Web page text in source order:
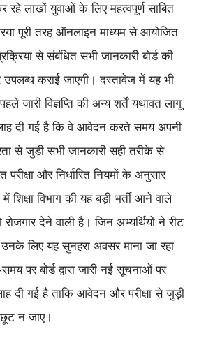
रहे लाखों युवाओं के लिए महत्वपूर्ण साबित
पूरी तरह ऑनलाइन माध्यम से आयोजित
से संबंधित सभी जानकारी बोर्ड की
कराई जाएगी। दस्तावेज में यह भी
जारी विज्ञप्ति की अन्य शर्तें यथावत लागू
दी गई है कि वे आवेदन करते समय अपनी
से जुड़ी सभी जानकारी सही तरीके से
और निर्धारित नियमों के अनुसार
शिक्षा विभाग की यह बड़ी भर्ती आने वाले
देने वाली है। जिन अभ्यर्थियों ने रीट
उनके लिए यह सुनहरा अवसर माना जा रहा
पर बोर्ड द्वारा जारी नई सूचनाओं पर
दी गई है ताकि आवेदन और परीक्षा से जुड़ी
छूट न जाए।